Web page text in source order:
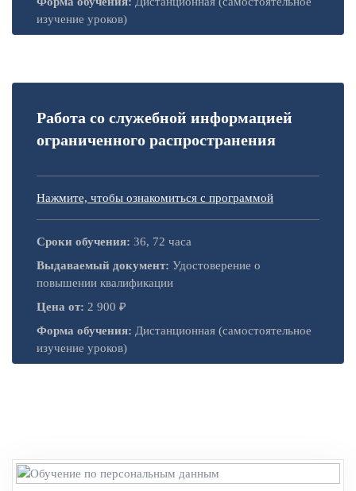
изучение уроков)
Работа со служебной информацией
ограниченного распространения
Нажмите, чтобы ознакомиться с программой
Сроки обучения: 36, 72 часа
Выдаваемый документ: Удостоверение о
повышении квалификации
Цена от: 2 900 ₽
Форма обучения: Дистанционная (самостоятельное
изучение уроков)